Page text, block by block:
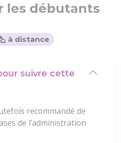
les débutants
à distance
suivre cette
recommandé de
de l’administration